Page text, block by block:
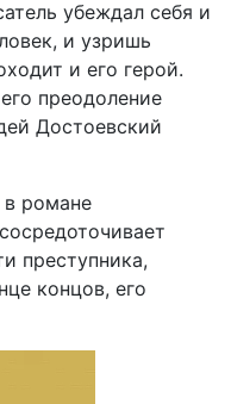
убеждал себя и
и узришь
и его герой.
преодоление
Достоевский
романе
преступника,
концов, его